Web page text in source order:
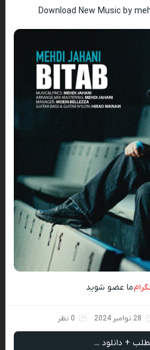
Download New Music by
ما عضو شوید
28 نوامبر 2024 0 نظر
+ دانلود ...